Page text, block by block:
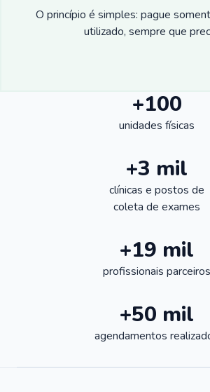
O princípio é simples: pague
utilizado, sempre que
+100
unidades físicas
+3 mil
clínicas e postos de
coleta de exames
+19 mil
profissionais parceiros
+50 mil
agendamentos